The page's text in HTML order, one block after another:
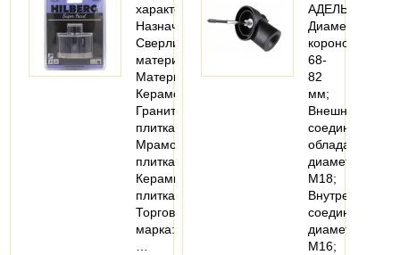
характеристики
Назначение:
Сверлить
материал
Материалы:
Керамогранит;
Гранитная
плитка;
Мраморная
плитка;
Керамическая
плитка
Торговая
марка:
АДЕЛЬ;
Диаметр
коронок
68-
82
мм;
Внешнее
соединение
обладает
диаметром
М18;
Внутреннее
соединение
диаметром
М16;